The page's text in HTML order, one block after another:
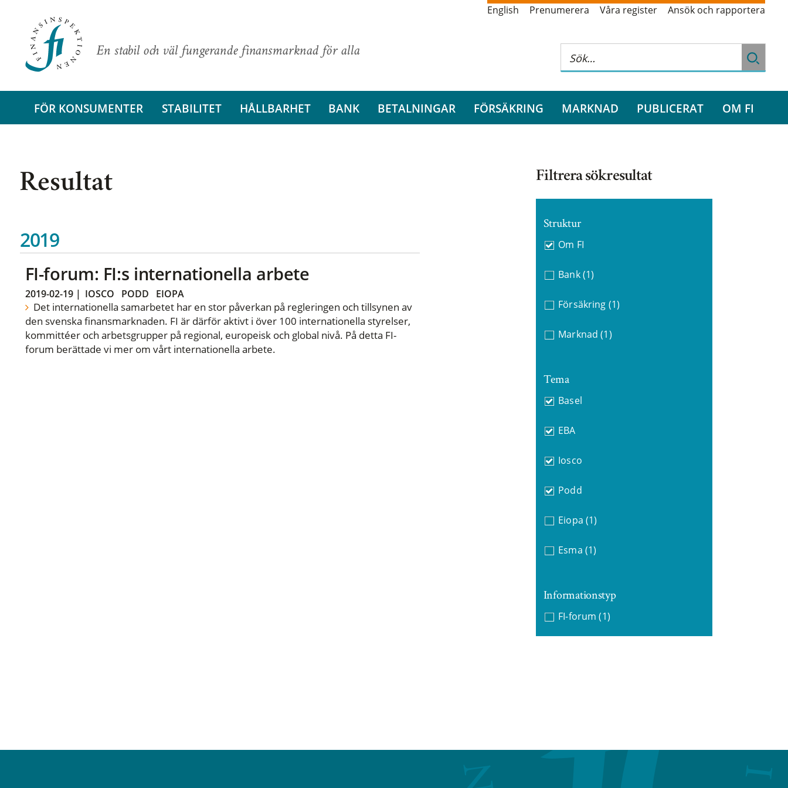
En stabil och väl fungerande finansmarknad för alla
English Prenumerera Våra register Ansök och rapportera
FÖR KONSUMENTER STABILITET HÅLLBARHET BANK BETALNINGAR FÖRSÄKRING MARKNAD PUBLICERAT OM FI
Resultat
2019
FI-forum: FI:s internationella arbete
2019-02-19| IOSCO PODD EIOPA
Det internationella samarbetet har en stor påverkan på regleringen och tillsynen av
den svenska finansmarknaden. FI är därför aktivt i över 100 internationella styrelser,
kommittéer och arbetsgrupper på regional, europeisk och global nivå. På detta FI-
forum berättade vi mer om vårt internationella arbete.
Filtrera sökresultat
Struktur
Om FI
Bank (1)
Försäkring (1)
Marknad (1)
Tema
Basel
EBA
Iosco
Podd
Eiopa (1)
Esma (1)
Informationstyp
FI-forum (1)